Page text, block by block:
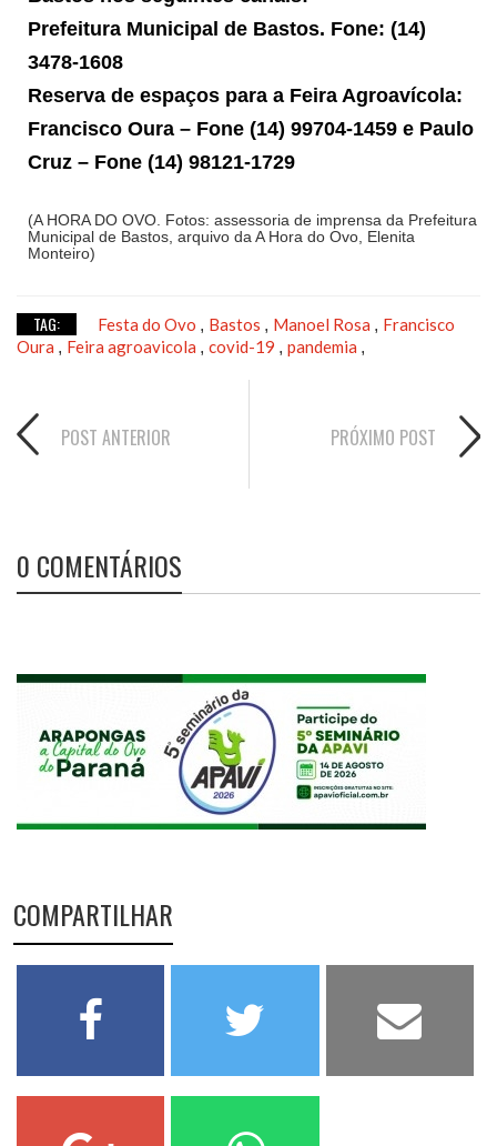
Prefeitura Municipal de Bastos. Fone: (14)
3478-1608
Reserva de espaços para a Feira Agroavícola:
Francisco Oura – Fone (14) 99704-1459 e Paulo
Cruz – Fone (14) 98121-1729
(A HORA DO OVO. Fotos: assessoria de imprensa da Prefeitura
Municipal de Bastos, arquivo da A Hora do Ovo, Elenita
Monteiro)
TAG: Festa do Ovo , Bastos , Manoel Rosa , Francisco
Oura , Feira agroavicola , covid-19 , pandemia ,
POST ANTERIOR PRÓXIMO POST
0 COMENTÁRIOS
COMPARTILHAR